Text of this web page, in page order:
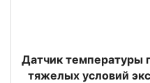
Датчик температуры
тяжелых условий